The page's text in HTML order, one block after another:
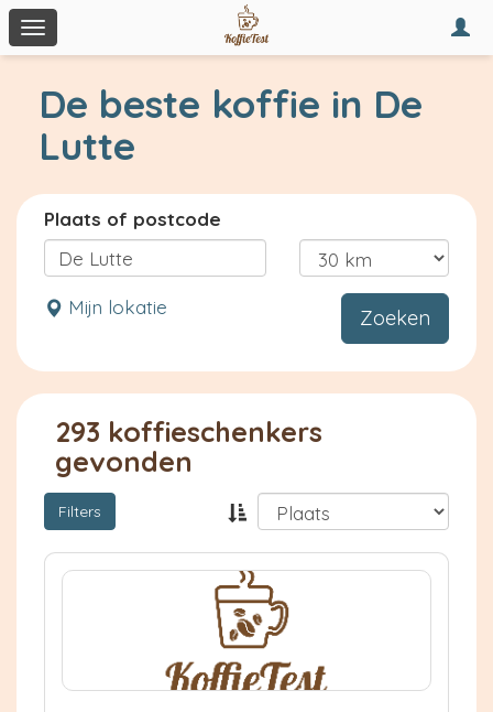
Toggle
navigation
De beste koffie in De
Lutte
Plaats of postcode
Mijn lokatie Zoeken
293 koffieschenkers
gevonden
Filters